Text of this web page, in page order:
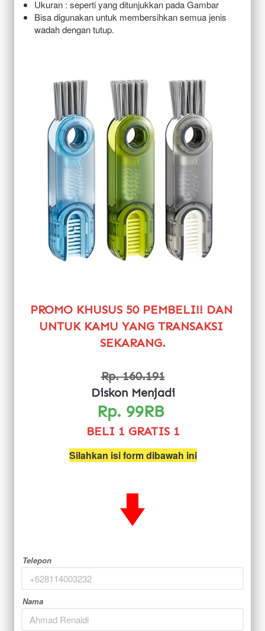
Ukuran : seperti yang ditunjukkan pada Gambar
Bisa digunakan untuk membersihkan semua jenis
wadah dengan tutup.
PROMO KHUSUS 50 PEMBELI!! DAN
UNTUK KAMU YANG TRANSAKSI
SEKARANG.
Rp. 160.191
Diskon Menjadi
Rp. 99RB
BELI 1 GRATIS 1
Silahkan isi form dibawah ini
Telepon
Nama